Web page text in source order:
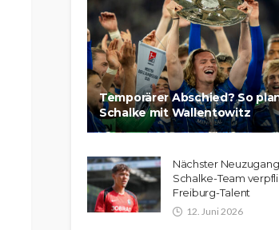
Temporärer Abschied? So
Schalke mit Wallentowitz
Nächster Neuzugang
Schalke-Team
Freiburg-Talent
12. Juni 2026